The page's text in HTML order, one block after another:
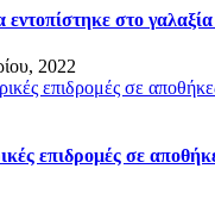
στο
2022
επιδρομές σε